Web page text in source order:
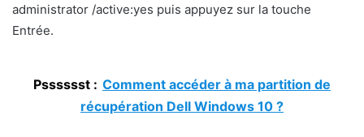
administrator /active:yes puis appuyez sur la touche
Entrée.
Psssssst : Comment accéder à ma partition de
récupération Dell Windows 10 ?